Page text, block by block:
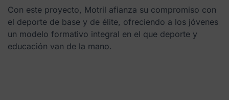
Con este proyecto, Motril afianza su compromiso con
el deporte de base y de élite, ofreciendo a los jóvenes
un modelo formativo integral en el que deporte y
educación van de la mano.